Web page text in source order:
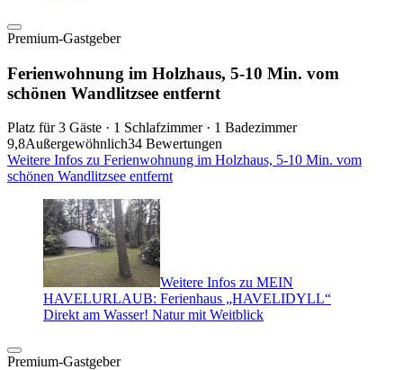
Premium-Gastgeber
Ferienwohnung im Holzhaus, 5-10 Min. vom
schönen Wandlitzsee entfernt
Platz für 3 Gäste · 1 Schlafzimmer · 1 Badezimmer
9,8Außergewöhnlich34 Bewertungen
Weitere Infos zu Ferienwohnung im Holzhaus, 5-10 Min. vom
schönen Wandlitzsee entfernt
Weitere Infos zu MEIN
HAVELURLAUB: Ferienhaus „HAVELIDYLL“
Direkt am Wasser! Natur mit Weitblick
Premium-Gastgeber